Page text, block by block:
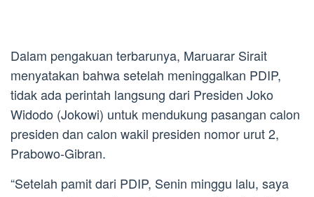
Dalam pengakuan terbarunya, Maruarar Sirait
menyatakan bahwa setelah meninggalkan PDIP,
tidak ada perintah langsung dari Presiden Joko
Widodo (Jokowi) untuk mendukung pasangan calon
presiden dan calon wakil presiden nomor urut 2,
Prabowo-Gibran.
“Setelah pamit dari PDIP, Senin minggu lalu, saya